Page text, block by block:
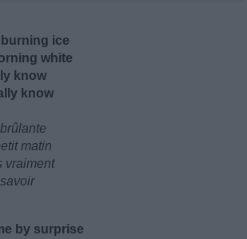
ice
white
know
know
matin
vraiment
by surprise